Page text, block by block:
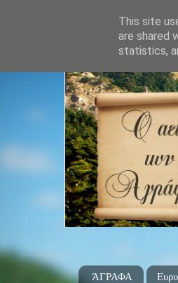
ΆΓΡΑΦΑ
This site
are shared
statistics,